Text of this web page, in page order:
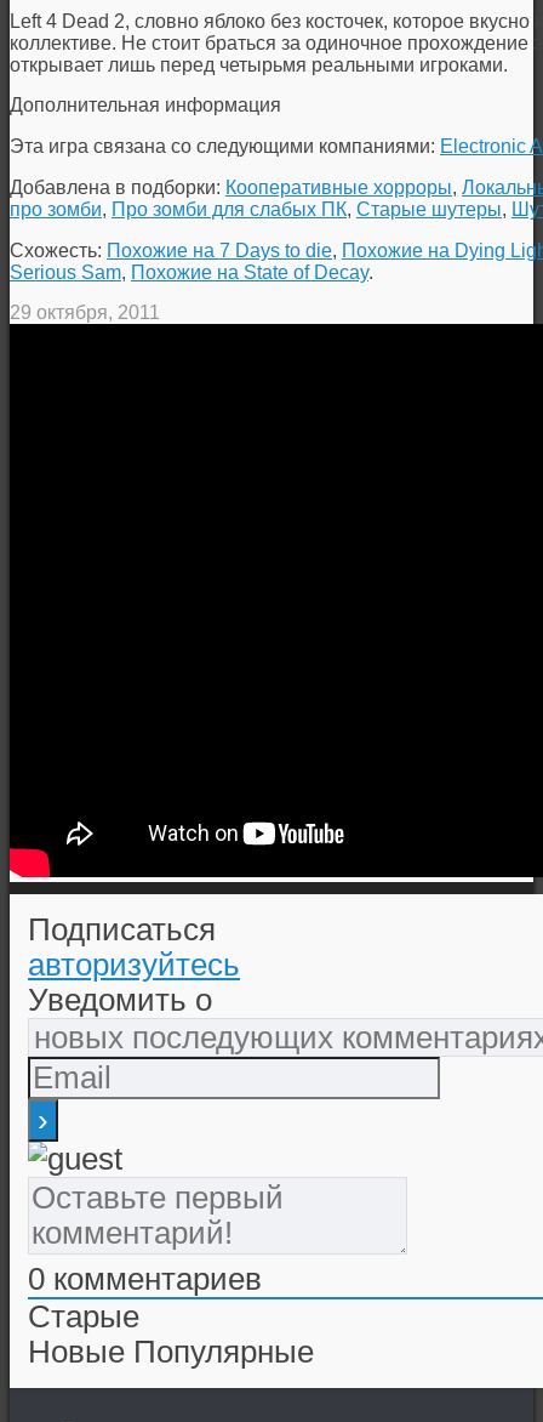
Left 4 Dead 2, словно яблоко без косточек, которое вкусно
коллективе. Не стоит браться за одиночное
открывает лишь перед четырьмя реальными игроками.
Дополнительная информация
Эта игра связана со следующими компаниями: Electronic
Добавлена в подборки: Кооперативные хорроры,
про зомби, Про зомби для слабых ПК, Старые шутеры,
Схожесть: Похожие на 7 Days to die, Похожие на Dying
Serious Sam, Похожие на State of Decay.
29 октября, 2011
Подписаться
авторизуйтесь
Уведомить о
0 комментариев
Старые
Новые Популярные